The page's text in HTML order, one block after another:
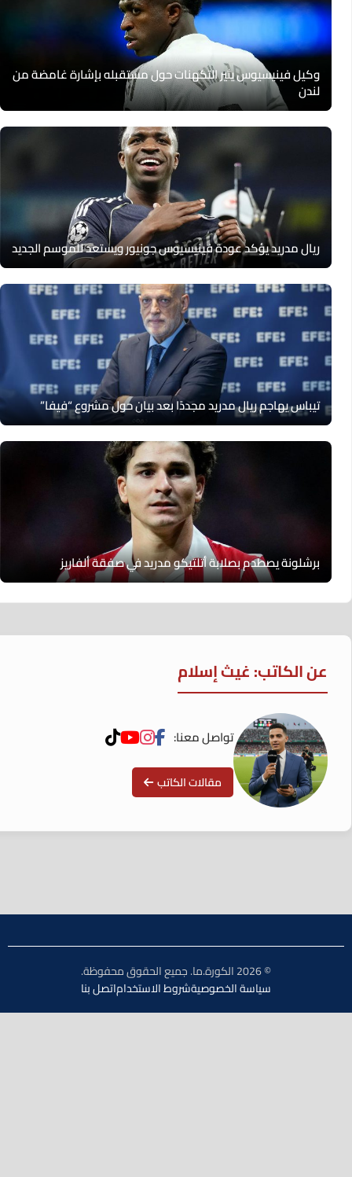
وكيل فينيسيوس يثير التكهنات حول مستقبله بإشارة غامضة من
لندن
ريال مدريد يؤكد عودة فينيسيوس جونيور ويستعد للموسم الجديد
تيباس يهاجم ريال مدريد مجددًا بعد بيان حول مشروع “فيفا”
برشلونة يصطدم بصلابة أتلتيكو مدريد في صفقة ألفاريز
عن الكاتب: غيث إسلام
تواصل معنا:
مقالات الكاتب
سياسة الخصوصيةشروط الاستخداماتصل بنا